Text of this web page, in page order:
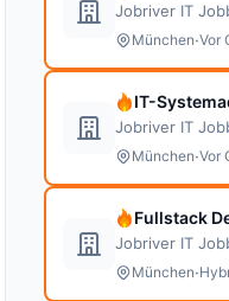
Jobriver IT
München·Vor
IT-
Jobriver IT
München·Vor
Fullstack
Jobriver IT
München·